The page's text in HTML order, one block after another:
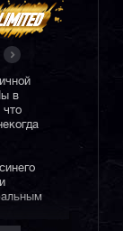
в
что